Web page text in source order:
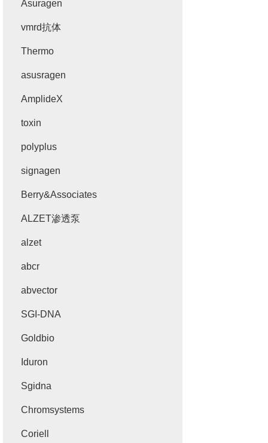
Asuragen
vmrd抗体
Thermo
asusragen
AmplideX
toxin
polyplus
signagen
Berry&Associates
ALZET渗透泵
alzet
abcr
abvector
SGI-DNA
Goldbio
Iduron
Sgidna
Chromsystems
Coriell